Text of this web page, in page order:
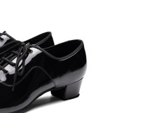
, ponadto zapewniamy szeroki
tańców
popularne buty do pole dance.
buty taneczne zapewnią
ruchu oraz pozwolą na
wyższy poziom. Serdecznie
wszystkimi modelami butów. W
buty taneczne